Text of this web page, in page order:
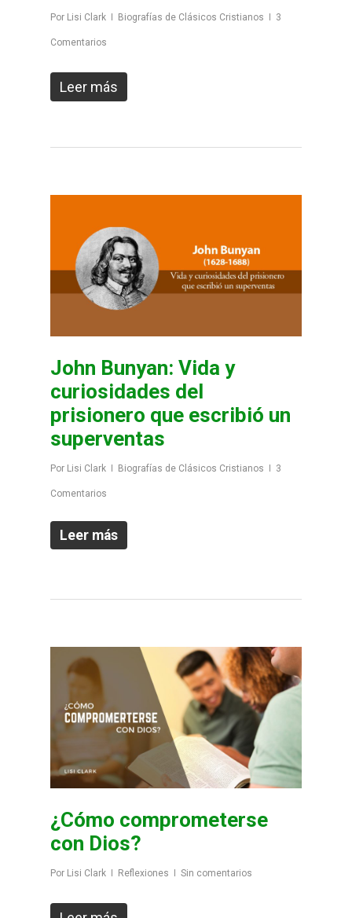
Por Lisi Clark Biografías de Clásicos Cristianos 3
Comentarios
Leer más
John Bunyan: Vida y
curiosidades del
prisionero que escribió un
superventas
Por Lisi Clark Biografías de Clásicos Cristianos 3
Comentarios
Leer más
¿Cómo comprometerse
con Dios?
Por Lisi Clark Reflexiones Sin comentarios